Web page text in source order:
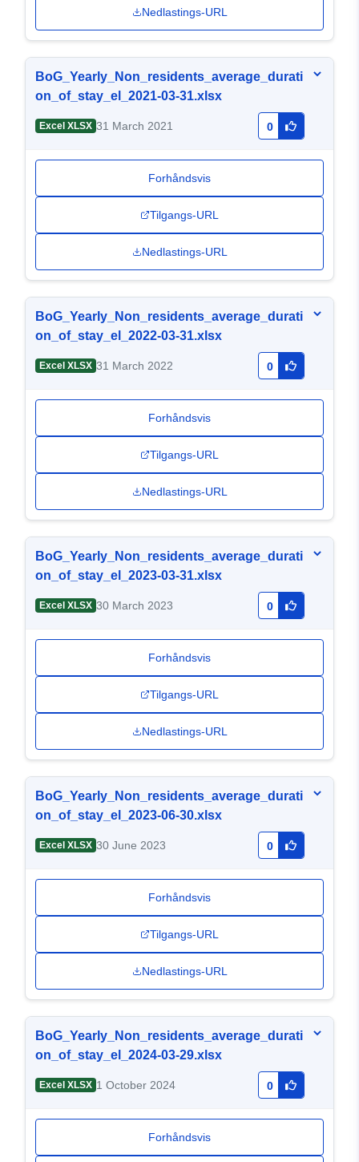
Nedlastings-URL
BoG_Yearly_Non_residents_average_durati
on_of_stay_el_2021-03-31.xlsx
Excel XLSX 31 March 2021 0
Forhåndsvis
Tilgangs-URL
Nedlastings-URL
BoG_Yearly_Non_residents_average_durati
on_of_stay_el_2022-03-31.xlsx
Excel XLSX 31 March 2022 0
Forhåndsvis
Tilgangs-URL
Nedlastings-URL
BoG_Yearly_Non_residents_average_durati
on_of_stay_el_2023-03-31.xlsx
Excel XLSX 30 March 2023 0
Forhåndsvis
Tilgangs-URL
Nedlastings-URL
BoG_Yearly_Non_residents_average_durati
on_of_stay_el_2023-06-30.xlsx
Excel XLSX 30 June 2023 0
Forhåndsvis
Tilgangs-URL
Nedlastings-URL
BoG_Yearly_Non_residents_average_durati
on_of_stay_el_2024-03-29.xlsx
Excel XLSX 1 October 2024 0
Forhåndsvis